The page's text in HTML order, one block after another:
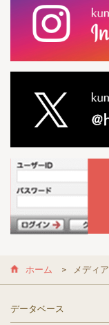
ホーム メディア
データベース